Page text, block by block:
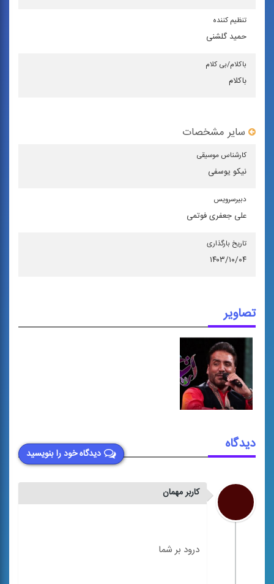
تنظیم كننده
حمید گلشنی
باكلام/بی كلام
باکلام
سایر مشخصات
كارشناس موسیقی
نیکو یوسفی
دبیرسرویس
علی جعفری فوتمی
تاریخ بارگذاری
۱۴۰۳/۱۰/۰۴
تصاویر
دیدگاه خود را بنویسید
دیدگاه
کاربر مهمان